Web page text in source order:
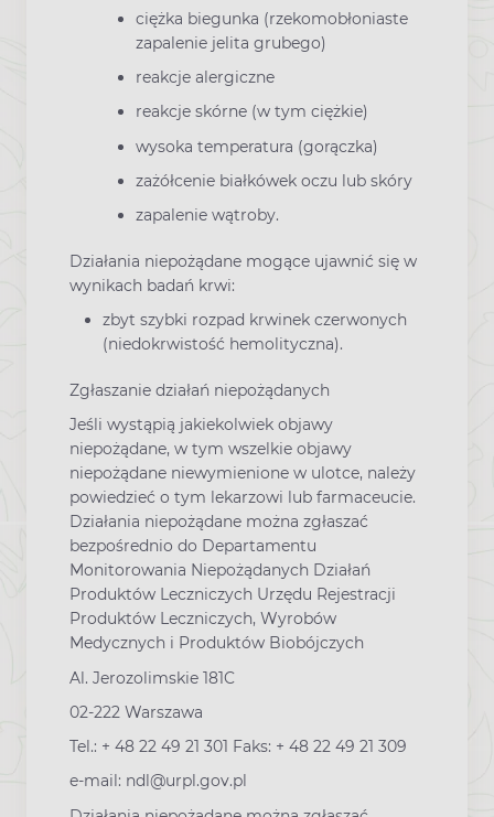
ciężka biegunka (rzekomobłoniaste
zapalenie jelita grubego)
reakcje alergiczne
reakcje skórne (w tym ciężkie)
wysoka temperatura (gorączka)
zażółcenie białkówek oczu lub skóry
zapalenie wątroby.
Działania niepożądane mogące ujawnić się w
wynikach badań krwi:
zbyt szybki rozpad krwinek czerwonych
(niedokrwistość hemolityczna).
Zgłaszanie działań niepożądanych
Jeśli wystąpią jakiekolwiek objawy
niepożądane, w tym wszelkie objawy
niepożądane niewymienione w ulotce, należy
powiedzieć o tym lekarzowi lub farmaceucie.
Działania niepożądane można zgłaszać
bezpośrednio do Departamentu
Monitorowania Niepożądanych Działań
Produktów Leczniczych Urzędu Rejestracji
Produktów Leczniczych, Wyrobów
Medycznych i Produktów Biobójczych
Al. Jerozolimskie 181C
02-222 Warszawa
Tel.: + 48 22 49 21 301 Faks: + 48 22 49 21 309
e-mail: ndl@urpl.gov.pl